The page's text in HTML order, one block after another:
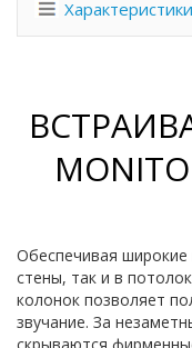
Характеристики
Обеспечивая широкие
стены, так и в
колонок позволяет
звучание. За